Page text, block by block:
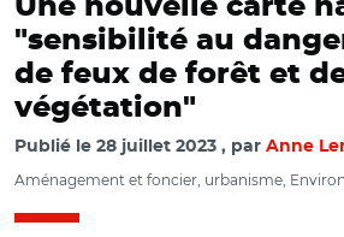
Une nouvelle carte
"sensibilité au
de feux de forêt et
végétation"
Publié le 28 juillet 2023 par Anne
Aménagement et foncier, urbanisme,